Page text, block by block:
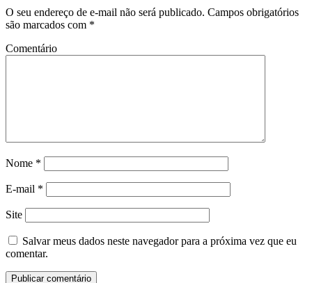
O seu endereço de e-mail não será publicado. Campos obrigatórios
são marcados com *
Comentário
Nome *
E-mail *
Site
Salvar meus dados neste navegador para a próxima vez que eu
comentar.